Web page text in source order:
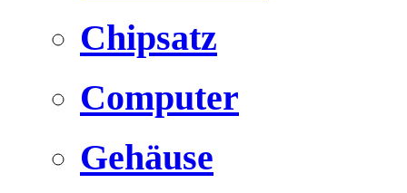
Chipsatz
Computer
Gehäuse